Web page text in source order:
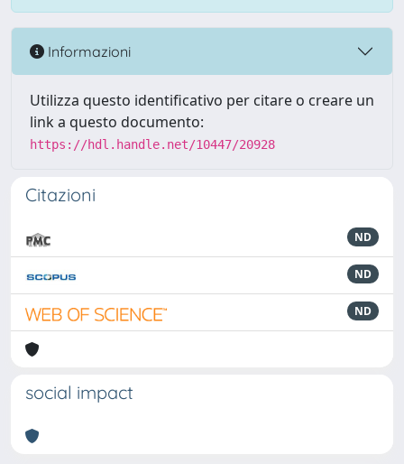
Informazioni
Utilizza questo identificativo per citare o creare un
link a questo documento:
https://hdl.handle.net/10447/20928
Citazioni
ND
ND
ND
social impact